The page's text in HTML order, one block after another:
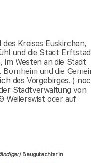
Kreises Euskirchen,
und die Stadt
im Westen an die Stadt
und die
des Vorgebirges. )
Stadtverwaltung von
Weilerswist oder auf
/ Baugutachter in